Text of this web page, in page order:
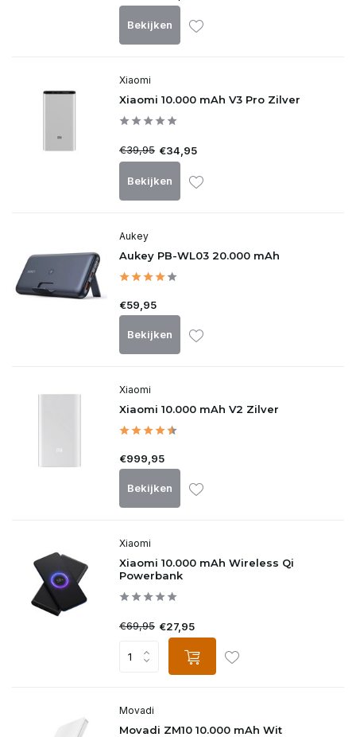
Bekijken
Xiaomi
Xiaomi 10.000 mAh V3 Pro Zilver
€39,95 €34,95
Bekijken
Aukey
Aukey PB-WL03 20.000 mAh
€59,95
Bekijken
Xiaomi
Xiaomi 10.000 mAh V2 Zilver
€999,95
Bekijken
Xiaomi
Xiaomi 10.000 mAh Wireless Qi
Powerbank
€69,95 €27,95
Movadi
Movadi ZM10 10.000 mAh Wit